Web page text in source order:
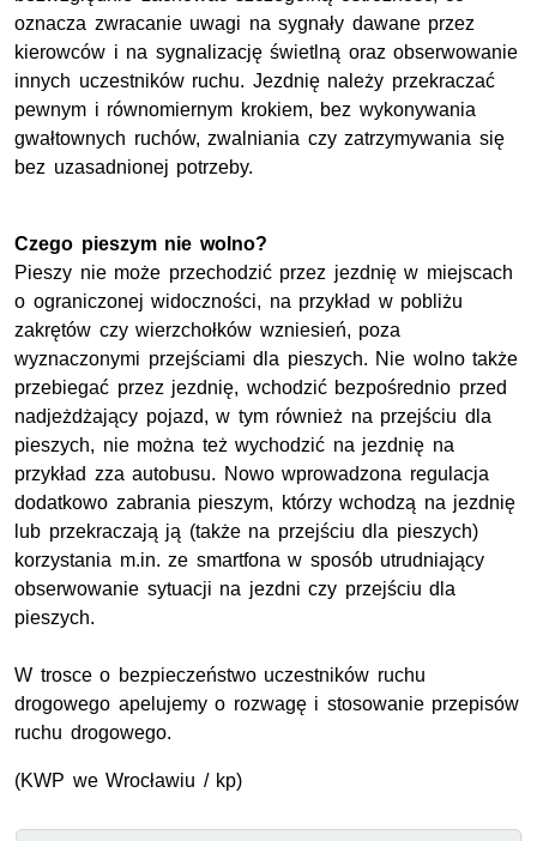
oznacza zwracanie uwagi na sygnały dawane przez
kierowców i na sygnalizację świetlną oraz obserwowanie
innych uczestników ruchu. Jezdnię należy przekraczać
pewnym i równomiernym krokiem, bez wykonywania
gwałtownych ruchów, zwalniania czy zatrzymywania się
bez uzasadnionej potrzeby.
Czego pieszym nie wolno?
Pieszy nie może przechodzić przez jezdnię w miejscach
o ograniczonej widoczności, na przykład w pobliżu
zakrętów czy wierzchołków wzniesień, poza
wyznaczonymi przejściami dla pieszych. Nie wolno także
przebiegać przez jezdnię, wchodzić bezpośrednio przed
nadjeżdżający pojazd, w tym również na przejściu dla
pieszych, nie można też wychodzić na jezdnię na
przykład zza autobusu. Nowo wprowadzona regulacja
dodatkowo zabrania pieszym, którzy wchodzą na jezdnię
lub przekraczają ją (także na przejściu dla pieszych)
korzystania m.in. ze smartfona w sposób utrudniający
obserwowanie sytuacji na jezdni czy przejściu dla
pieszych.
W trosce o bezpieczeństwo uczestników ruchu
drogowego apelujemy o rozwagę i stosowanie przepisów
ruchu drogowego.
(KWP we Wrocławiu / kp)